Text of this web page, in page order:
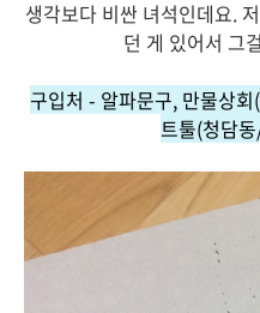
생각보다 비싼 녀석인데요.
던 게 있어서 그
구입처 - 알파문구, 만물상
트툴(청담